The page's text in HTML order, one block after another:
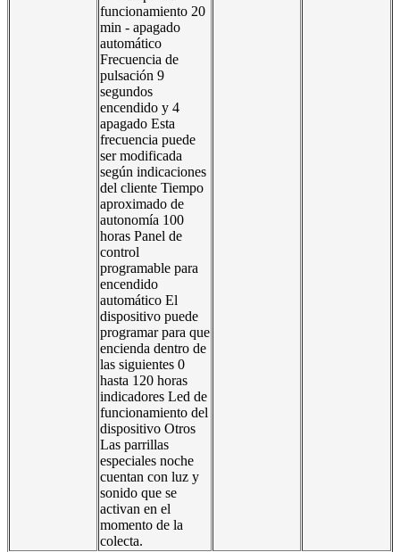
funcionamiento 20
min - apagado
automático
Frecuencia de
pulsación 9
segundos
encendido y 4
apagado Esta
frecuencia puede
ser modificada
según indicaciones
del cliente Tiempo
aproximado de
autonomía 100
horas Panel de
control
programable para
encendido
automático El
dispositivo puede
programar para que
encienda dentro de
las siguientes 0
hasta 120 horas
indicadores Led de
funcionamiento del
dispositivo Otros
Las parrillas
especiales noche
cuentan con luz y
sonido que se
activan en el
momento de la
colecta.